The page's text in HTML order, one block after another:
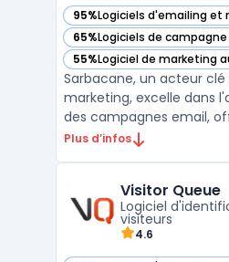
95%Logiciels d'emailing et
— voir Sarbacane dans
65%Logiciels de campagne
— voir Sarbacane dans
55%Logiciel de marketing
— voir Sarbacane dans
Sarbacane, un acteur clé
marketing, excelle dans
des campagnes email,
stratégies
campagnes email,
création de campagnes
Plus d’infos
Visitor Queue
Logiciel
visiteurs
4.6